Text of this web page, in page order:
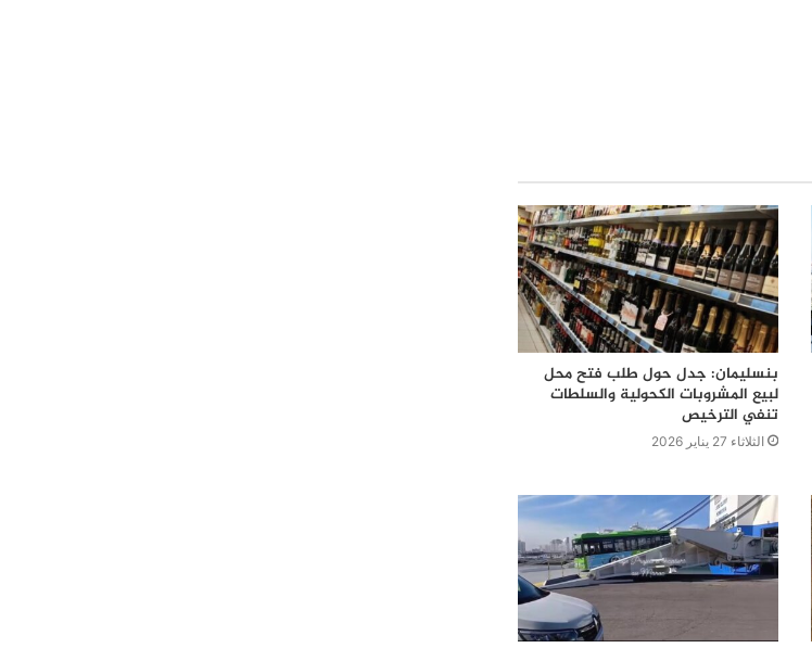
بنسليمان: جدل حول طلب فتح محل
لبيع المشروبات الكحولية والسلطات
تنفي الترخيص
الثلاثاء 27 يناير 2026